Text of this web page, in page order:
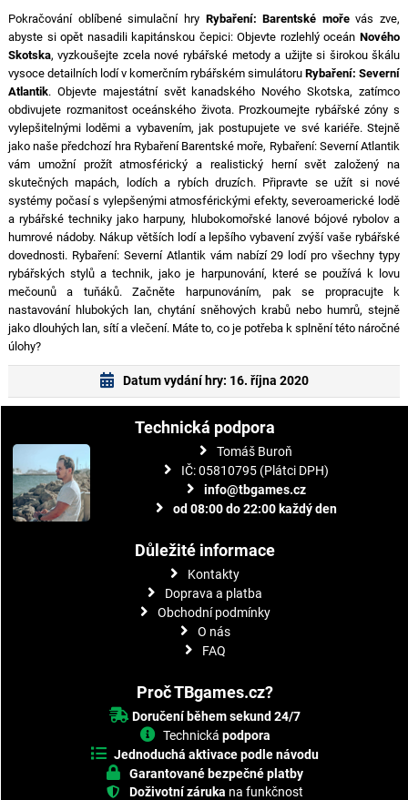
Pokračování oblíbené simulační hry Rybaření: Barentské mořevás zve,
abyste si opět nasadili kapitánskou čepici: Objevte rozlehlý oceánNového
Skotska, vyzkoušejte zcela nové rybářské metody a užijte si širokou škálu
vysoce detailních lodí v komerčním rybářském simulátoruRybaření: Severní
Atlantik. Objevte majestátní svět kanadského Nového Skotska, zatímco
obdivujete rozmanitost oceánského života. Prozkoumejte rybářské zóny s
vylepšitelnými loděmi a vybavením, jak postupujete ve své kariéře. Stejně
jako naše předchozí hra Rybaření Barentské moře, Rybaření: Severní Atlantik
vám umožní prožít atmosférický a realistický herní svět založený na
skutečných mapách, lodích a rybích druzích. Připravte se užít si nové
systémy počasí s vylepšenými atmosférickými efekty, severoamerické lodě
a rybářské techniky jako harpuny, hlubokomořské lanové bójové rybolov a
humrové nádoby. Nákup větších lodí a lepšího vybavení zvýší vaše rybářské
dovednosti. Rybaření: Severní Atlantik vám nabízí 29 lodí pro všechny typy
rybářských stylů a technik, jako je harpunování, které se používá k lovu
mečounů a tuňáků. Začněte harpunováním, pak se propracujte k
nastavování hlubokých lan, chytání sněhových krabů nebo humrů, stejně
jako dlouhých lan, sítí a vlečení. Máte to, co je potřeba k splnění této náročné
úlohy?
Datum vydání hry: 16. října 2020
Technická podpora
Tomáš Buroň
IČ: 05810795 (Plátci DPH)
info@tbgames.cz
od 08:00 do 22:00 každý den
Důležité informace
Kontakty
Doprava a platba
Obchodní podmínky
O nás
FAQ
Proč TBgames.cz?
Doručení během sekund 24/7
Technická podpora
Jednoduchá aktivace podle návodu
Garantované bezpečné platby
Doživotní záruka na funkčnost